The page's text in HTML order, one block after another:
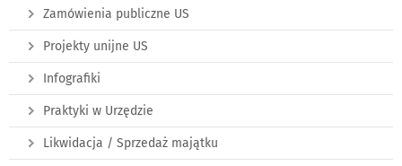
Zamówienia publiczne US
Projekty unijne US
Infografiki
Praktyki w Urzędzie
Likwidacja / Sprzedaż majątku